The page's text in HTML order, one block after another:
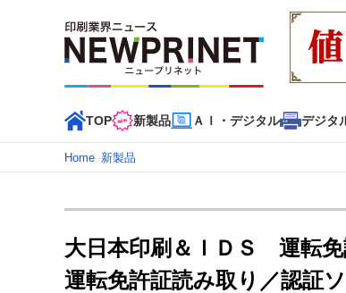
TOP 新製品 ＡＩ・デジタル デジタ
インデックス
TOP 新着記事 特集記事 動画コ
カテゴリー一覧
新商品 新製品 ＡＩ・デジタル デジタル
Home–新製品
大日本印刷＆ＩＤＳ 運転
運転免許証読み取り／認証